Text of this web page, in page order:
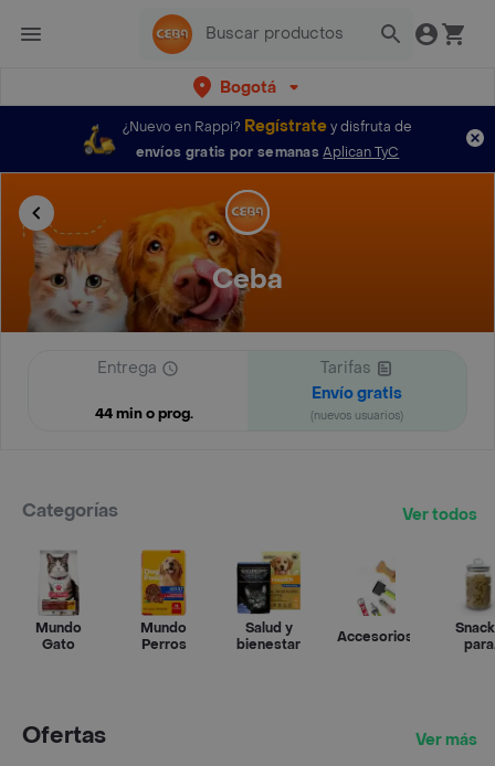
Bogotá
¿Nuevo en Rappi? Regístratey disfruta de
envíos gratis por semanas Aplican TyC
Ceba
Entrega
44 min o prog.
Tarifas
Envío gratis
(nuevos usuarios)
Categorías Ver todos
Mundo
Gato
Mundo
Perros
Salud y
bienestar
Accesorios
para
Ofertas Ver más